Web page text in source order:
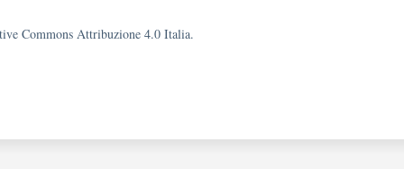
Commons Attribuzione 4.0 Italia.